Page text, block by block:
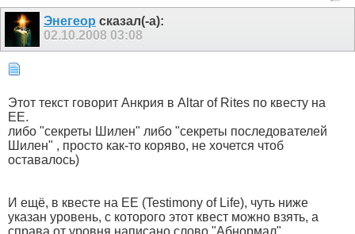
Энегеор сказал(-а):
02.10.2008 03:08
Этот текст говорит Анкрия в Altar of Rites по квесту на
ЕЕ.
либо "секреты Шилен" либо "секреты последователей
Шилен" , просто как-то коряво, не хочется чтоб
оставалось)
И ещё, в квесте на ЕЕ (Testimony of Life), чуть ниже
указан уровень, с которого этот квест можно взять, а